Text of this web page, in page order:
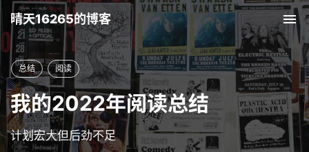
晴天16265的博客
总结 阅读
我的2022年阅读总结
计划宏大但后劲不足